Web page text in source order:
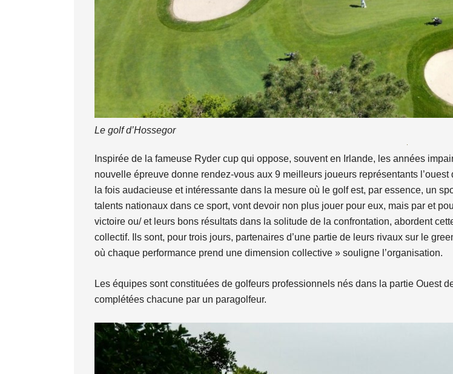
Le golf d’Hossegor
Inspirée de la fameuse Ryder cup qui oppose, souvent en Irlande, les années
nouvelle épreuve donne rendez-vous aux 9 meilleurs joueurs représentants
la fois audacieuse et intéressante dans la mesure où le golf est, par essence, un
talents nationaux dans ce sport, vont devoir non plus jouer pour eux, mais par et
victoire ou/ et leurs bons résultats dans la solitude de la confrontation, abordent
collectif. Ils sont, pour trois jours, partenaires d’une partie de leurs rivaux sur le
où chaque performance prend une dimension collective » souligne l’organisation.
Les équipes sont constituées de golfeurs professionnels nés dans la partie Ouest
complétées chacune par un paragolfeur.